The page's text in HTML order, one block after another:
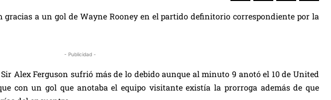
a un gol de Wayne Rooney en el partido definitorio correspondiente por la
- Publicidad -
Alex Ferguson sufrió más de lo debido aunque al minuto 9 anotó el 10 de United
con un gol que anotaba el equipo visitante existía la prorroga además de que